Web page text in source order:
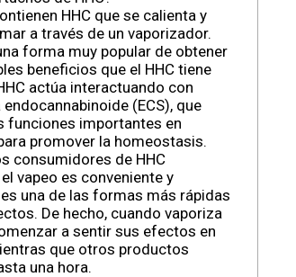
HHC que se calienta y
a través de un vaporizador.
forma muy popular de obtener
beneficios que el HHC tiene
actúa interactuando con
(ECS), que
funciones importantes en
promover la homeostasis.
consumidores de HHC
vapeo es conveniente y
una de las formas más rápidas
De hecho, cuando vaporiza
a sentir sus efectos en
que otros productos
una hora.